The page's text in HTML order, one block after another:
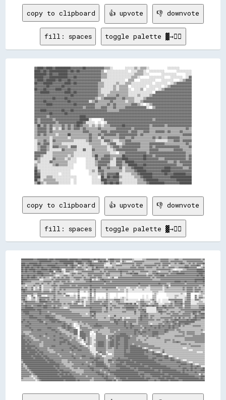
copy to clipboard 👍 upvote 👎 downvote
fill: spaces toggle palette ▓→✊🏽
▓▓████▓▓████▓▓██████████▓▓▓▓▓▓▓▓██▓▓▓▓▓▓▓▓▓▓▓▓▒▒▒▒░░        ░░░░░░▒▒░░▒▒▒▒░░            ░░░░░░░░
████▓▓██▓▓████████████▓▓██▓▓██▓▓▓▓▓▓▓▓▓▓▓▓▓▓▒▒  ░░░░░░░░░░░░░░  ░░░░▒▒▒▒░░  ░░░░░░░░░░        ░░░░░░░░░░
████████▓▓██▓▓▓▓██████▓▓▓▓▓▓▓▓▓▓▓▓▓▓▓▓▓▓▓▓▓▓▒▒▒▒░░░░░░░░░░░░░░░░░░▒▒▒▒▒▒░░░░        ░░░░░░░░░░      ░░░░
██████▓▓▓▓████████████▓▓▓▓██▓▓▓▓▓▓▓▓▓▓▓▓▓▓▓▓▒▒▒▒░░░░░░░░░░░░░░░░▒▒▒▒░░      ░░░░░░░░░░    ░░░░░░░░  ░░▓▓
▓▓████▓▓██████▓▓██▓▓▓▓██▓▓▓▓▓▓▓▓▓▓▓▓▓▓▓▓▓▓▓▓░░░░░░░░░░░░░░░░  ▒▒▒▒    ░░░░░░░░░░    ░░░░░░░░    ░░▒▒▓▓▓▓
██▓▓▓▓██████▓▓▓▓▓▓▓▓████▓▓██▓▓▓▓▓▓▓▓▓▓▓▓▓▓▒▒▒▒░░░░░░░░▒▒░░░░▒▒▒▒░░░░░░░░░░░░░░  ░░░░░░░░  ░░▒▒▓▓▓▓▓▓▓▓▓▓
▓▓▓▓▓▓▓▓██▓▓▓▓▓▓▓▓██▓▓▓▓▓▓▓▓▓▓▓▓▓▓▓▓▓▓▓▓▓▓▒▒▒▒░░░░░░▒▒░░▒▒▒▒▒▒  ░░░░░░░░░░  ░░░░░░░░  ░░▒▒▓▓▓▓▓▓▓▓▓▓▓▓▓▓
██▓▓▓▓██▓▓▓▓▓▓████▓▓▓▓██▓▓▓▓▓▓▓▓▓▓▓▓▓▓▓▓▓▓▒▒░░░░░░░░▒▒░░▒▒▒▒▒▒░░  ░░░░▒▒  ░░░░░░  ░░▒▒▓▓▓▓▓▓▓▓▓▓▓▓▓▓▓▓▓▓
▓▓▓▓██████▓▓▓▓▓▓▓▓▓▓████▓▓██▓▓▓▓▓▓▓▓▓▓▓▓▓▓▒▒░░░░░░▒▒▒▒▒▒▒▒▒▒▒▒░░░░░░░░░░░░░░░░  ▓▓▓▓▓▓▓▓▓▓▓▓▓▓▓▓▓▓▓▓▓▓▓▓
▓▓▓▓▓▓▓▓▓▓▓▓▓▓▓▓▓▓▓▓▓▓▓▓██▓▓▓▓▓▓▓▓▓▓▓▓▓▓▓▓▒▒▒▒░░▒▒▒▒▒▒▓▓▒▒▒▒▒▒░░░░░░▒▒░░░░░░▒▒▓▓▓▓▓▓▓▓▓▓▓▓▓▓▓▓▓▓▓▓▓▓▓▓▓▓
▓▓▓▓▓▓▓▓▓▓▓▓██▓▓▓▓▓▓██▓▓▓▓▓▓▓▓▓▓▓▓▓▓▓▓▓▓▒▒░░▒▒▓▓▓▓▓▓▓▓▒▒▒▒▓▓▒▒▒▒▒▒░░░░░░▒▒▓▓▓▓▓▓▓▓▓▓▓▓▓▓▓▓▓▓▓▓▓▓▓▓▓▓▓▓▓▓
▓▓▓▓▓▓██▓▓▓▓▓▓▓▓▓▓▓▓▓▓██▓▓▓▓▓▓▓▓▓▓▓▓░░▒▒▓▓▒▒▒▒▒▒▒▒▓▓▒▒▒▒▒▒▒▒░░▒▒▒▒░░░░▒▒▓▓▓▓▓▓▓▓▓▓▓▓▓▓▓▓▓▓▓▓▓▓▓▓▓▓▓▓▓▓▓▓
▓▓▓▓▓▓▓▓████▓▓▓▓▓▓▓▓▓▓▓▓▓▓██▓▓▓▓▓▓▓▓▓▓▓▓▒▒▒▒▒▒▒▒▓▓▒▒▓▓▒▒▒▒▒▒▒▒▒▒▓▓▓▓▒▒░░  ░░▒▒▓▓▓▓▓▓▓▓▓▓▓▓▓▓▓▓▓▓▓▓▓▓▓▓▓▓
▓▓▓▓▓▓▓▓▓▓▓▓▓▓▓▓▓▓▓▓▓▓▓▓▓▓▓▓▓▓▓▓▒▒▓▓▓▓▓▓▒▒▒▒▓▓▓▓▒▒▒▒▓▓▒▒▒▒▒▒▓▓▓▓▓▓▓▓▓▓▓▓▓▓░░  ▒▒▓▓▓▓▓▓▓▓▓▓▓▓▓▓▓▓▓▓▓▓▓▓▓▓
▓▓▓▓████▓▓▓▓▓▓▓▓▓▓██▓▓▓▓██▓▓▓▓▓▓▓▓▓▓▓▓▓▓▓▓▓▓▓▓▓▓▒▒▒▒▒▒▒▒▓▓▓▓▓▓▓▓▓▓▓▓▓▓▓▓▓▓▓▓▓▓▓▓▓▓▓▓▓▓▓▓▓▓▓▓▓▓▓▓▓▓▓▓▓▓▓▓
▓▓▓▓▓▓▓▓▓▓██▓▓▓▓▓▓▓▓██▓▓▓▓▓▓▓▓▓▓▓▓▓▓▓▓▓▓▓▓▓▓▓▓▓▓▓▓▓▓▓▓▓▓▓▓▓▓▓▓▓▓▓▓▓▓▓▓▓▓▓▓▓▓▓▓▓▓▓▓▓▓▓▓▓▓▓▓▓▓▓▓▓▓▓▓▓▓▓▓▓▓
▓▓▓▓▓▓▓▓▒▒▓▓▓▓▓▓▓▓▓▓▓▓▓▓▓▓▓▓▓▓████▓▓▓▓▓▓▓▓▓▓▓▓▓▓▓▓▓▓▓▓▓▓▓▓▓▓▓▓▓▓▓▓▓▓▓▓▓▓▓▓▓▓▓▓▓▓▓▓▓▓▓▓▓▓▓▓▓▓▓▓▓▓▓▓▓▓▓▓▓▓
▓▓▒▒▓▓▓▓▓▓▓▓▒▒▓▓▓▓▓▓▓▓▓▓▓▓▓▓▓▓██████░░      ░░▓▓▓▓▓▓▓▓▓▓▓▓▓▓▓▓▓▓▓▓▓▓▓▓▓▓▓▓▓▓▓▓▒▒▓▓▓▓▓▓▓▓▓▓▓▓▓▓▓▓▓▓▓▓▓▓▓▓
▓▓▒▒▓▓▓▓▓▓▓▓▓▓▒▒▓▓▓▓▓▓▓▓▓▓▓▓████▓▓░░░░░░  ░░  ░░▓▓▓▓▓▓▓▓▓▓▓▓▓▓▓▓▓▓▓▓▓▓▓▓▓▓▓▓▓▓▓▓▓▓▓▓▓▓▓▓▓▓▓▓▓▓▓▓▓▓▓▓▓▓▓▓
▒▒██▒▒▓▓▒▒▓▓▒▒▒▒▒▒▓▓▒▒▓▓▒▒▓▓██▓▓▒▒▒▒░░▒▒░░▒▒░░▒▒▒▒▓▓▓▓▓▓▓▓██▓▓▓▓▓▓▓▓▓▓▓▓▓▓▓▓▒▒▓▓▓▓▓▓▓▓▒▒▓▓▓▓▓▓▓▓▓▓▓▓▓▓▓▓
▒▒▓▓▓▓▓▓▒▒▓▓░░▒▒░░▓▓▒▒▓▓▒▒▓▓▓▓▒▒▓▓▒▒▒▒▒▒▒▒▓▓▒▒▒▒▒▒▒▒▒▒▓▓▓▓▓▓▓▓▓▓▒▒▓▓▓▓▓▓▓▓▓▓▒▒▒▒▒▒▒▒▒▒▒▒▒▒▒▒▒▒▒▒▒▒▒▒▓▓▒▒
▒▒▓▓▓▓▓▓▒▒▓▓▒▒▒▒▒▒▒▒▒▒▒▒▒▒▒▒▒▒▒▒▓▓▓▓▒▒▒▒▒▒▒▒▓▓▓▓▒▒▓▓▓▓▓▓▓▓▓▓▓▓▒▒▓▓▓▓▒▒▒▒▓▓▓▓▒▒▒▒▓▓▓▓▓▓▒▒▓▓▒▒▒▒▒▒▓▓▒▒▒▒▒▒
▒▒▓▓▒▒▓▓▒▒▒▒▒▒░░▒▒▒▒▒▒██▒▒▒▒▒▒▒▒▒▒▒▒▓▓▒▒▒▒▓▓▒▒▓▓▓▓▓▓▓▓▒▒▓▓▓▓▓▓▓▓▓▓▓▓▒▒▓▓▒▒▒▒▒▒▒▒▒▒▒▒▒▒▒▒▒▒▒▒▒▒▒▒▒▒▓▓▓▓▓▓
▒▒▒▒▒▒▒▒▒▒░░▒▒▒▒▒▒▒▒▒▒░░▒▒▒▒▒▒▒▒▒▒▒▒▓▓▒▒▒▒░░▓▓▒▒▒▒▒▒▒▒▒▒▓▓▓▓▒▒▒▒▓▓▒▒▒▒▒▒▒▒▒▒▒▒▓▓▒▒▓▓▒▒▒▒▓▓▓▓▓▓▓▓▒▒▒▒▒▒▒▒
░░▒▒▒▒▓▓▒▒░░▓▓▒▒▒▒▒▒▒▒▒▒▒▒░░░░░░░░▒▒▓▓▒▒▒▒▒▒░░▓▓▓▓▒▒░░░░▒▒▒▒▓▓▓▓▒▒▒▒▒▒▒▒▒▒▒▒▒▒▒▒░░░░░░░░▒▒▒▒▓▓▓▓▒▒▓▓▓▓▓▓
░░▓▓▒▒▓▓▓▓░░▒▒▒▒▒▒░░░░░░░░░░░░░░░░░░▒▒▒▒▒▒▒▒░░░░▒▒▓▓▓▓░░░░▒▒▓▓▓▓▓▓▓▓▓▓▒▒▒▒▒▒▓▓▓▓▓▓▓▓▓▓▒▒▒▒▒▒▒▒▒▒▒▒▒▒▓▓▒▒
░░▒▒▓▓▓▓▒▒░░▓▓▓▓▒▒▒▒▒▒░░▓▓▓▓░░░░░░░░░░▒▒▒▒▒▒▒▒▒▒░░▒▒▓▓▓▓▒▒▓▓▓▓▓▓▓▓▓▓▓▓▒▒▒▒▒▒▓▓▒▒▓▓▓▓▓▓▓▓▓▓▓▓▓▓▓▓▒▒▒▒▒▒▓▓
░░▒▒▓▓▓▓▒▒░░░░░░░░▓▓▒▒▒▒▒▒▒▒░░░░▓▓░░░░▓▓▒▒▒▒▒▒▒▒░░░░▒▒▓▓▓▓▓▓▓▓▓▓▓▓▓▓▒▒▒▒▒▒▒▒▓▓▓▓▓▓▒▒▒▒▒▒▒▒▒▒▓▓▓▓▓▓▒▒▒▒▒▒
▓▓▓▓▓▓▓▓░░░░▒▒▒▒▒▒▒▒▒▒▒▒▒▒░░░░░░░░░░░░▒▒▒▒▒▒▒▒▒▒▒▒░░░░  ▒▒▒▒▓▓▓▓▓▓▓▓▓▓▓▓▓▓▒▒▓▓▓▓▓▓▓▓▓▓▓▓▓▓▓▓▓▓▓▓▓▓▓▓▒▒▒▒
▓▓▓▓▒▒░░░░░░▒▒▒▒▒▒▒▒▒▒░░▒▒░░░░░░░░░░░░▒▒██▒▒▒▒▓▓▓▓▒▒▒▒▒▒▒▒██▓▓▓▓▓▓▓▓▓▓▓▓██▓▓▓▓▒▒▓▓▓▓▓▓▓▓▓▓▓▓▓▓▓▓▓▓▓▓▒▒▓▓
▓▓▒▒░░░░░░░░▓▓▒▒▒▒▒▒░░▒▒░░░░      ░░░░░░▓▓▒▒▓▓▓▓▓▓▒▒░░▓▓▓▓████▓▓▓▓▓▓▓▓▓▓██▓▓▓▓▓▓▓▓▒▒▒▒▓▓▓▓▓▓▓▓▓▓▓▓▓▓▒▒▓▓
░░▒▒░░░░░░▓▓▒▒▒▒▒▒▒▒▒▒░░░░░░      ░░░░░░▒▒▓▓▓▓▓▓▓▓░░░░▓▓▓▓▒▒██████▓▓▓▓▓▓▓▓▓▓▓▓▓▓▓▓▓▓▓▓▓▓▒▒▒▒▓▓▒▒▓▓▓▓▓▓▓▓
▒▒░░░░░░░░░░▒▒▓▓▒▒▒▒▒▒░░░░        ░░░░░░▒▒▓▓▓▓▓▓▒▒░░░░▓▓▓▓▒▒▒▒██████▓▓▓▓██▓▓▓▓▓▓▓▓▓▓▓▓▓▓▓▓▓▓▓▓▒▒▒▒▓▓▓▓▓▓
▓▓░░░░░░░░░░░░░░░░░░░░░░░░        ░░░░░░░░██▒▒▒▒▓▓▒▒▒▒▒▒▓▓░░▒▒▒▒▓▓██████▓▓▓▓▓▓▓▓▓▓▓▓▓▓████▓▓▓▓▓▓▓▓▒▒▒▒▓▓
██▒▒░░░░░░░░░░░░░░░░░░░░            ░░▒▒░░▓▓▓▓▒▒▒▒▒▒▒▒▒▒▒▒░░▒▒▒▒▒▒▓▓██████▓▓▓▓▓▓▓▓▓▓██████▓▓▓▓▓▓▓▓▓▓▓▓▓▓
██▓▓░░░░░░░░░░░░  ░░░░░░            ░░░░░░▒▒▓▓▒▒▓▓▓▓▓▓██░░░░░░░░▒▒▒▒▓▓████████▓▓▓▓▓▓▓▓██▓▓▓▓████████▓▓▓▓
████░░░░▒▒▒▒░░░░░░░░░░░░░░░░          ░░░░  ██▒▒██▓▓████▒▒░░░░░░░░▒▒▒▒▓▓██████▓▓▓▓▓▓▓▓▓▓▓▓██████████████
██▒▒░░▒▒▒▒▒▒▒▒░░░░░░░░░░  ░░          ░░░░░░████▓▓▓▓▓▓▓▓░░░░░░░░░░░░▒▒▒▒▓▓████████▓▓▓▓▓▓▓▓▓▓▓▓██████████
copy to clipboard 👍 upvote 👎 downvote
fill: spaces toggle palette ▓→✊🏽
████████████▓▓▓▓██████████▓▓████▓▓████████████▓▓████████▓▓▓▓████████▓▓▓▓██▓▓██▓▓▓▓▓▓░░▓▓████▓▓▓▓▓▓▒▒▓▓▓▓▓▓▓▓▓▓▒▒░░░░░░░░▒▒▒▒▓▓▓▓▓▓▓▓▓▓▓▓▒▒▓▓▓▓▓▓▓▓▒▒▒▒▒▒▓▓▓▓▒▒▒▒▓▓▓▓▓▓▓▓▓▓▓▓▓▓▓▓▓▓▒▒▓▓
▓▓▓▓▓▓▓▓▓▓▓▓▓▓▓▓▓▓████████████▓▓▓▓▓▓▓▓██████████████▓▓██████▓▓▓▓▓▓████▒▒░░░░▓▓██▓▓██▓▓▒▒▓▓▓▓▒▒▓▓▓▓░░▓▓▒▒░░░░░░▒▒▓▓▓▓▓▓▓▓▓▓▒▒▒▒▒▒▒▒▒▒▒▒▒▒▒▒▓▓▓▓▓▓▓▓▒▒▓▓▓▓▓▓▓▓▓▓▓▓▒▒▒▒▓▓▓▓▓▓▓▓▓▓▓▓▓▓▓▓▒▒
████▓▓▓▓████████▓▓██▓▓▓▓▓▓▓▓▓▓▓▓▓▓██▓▓▓▓▓▓██████████▒▒▒▒████▓▓▒▒▓▓▓▓██▓▓▓▓▓▓▓▓▓▓▓▓▒▒░░░░▓▓▒▒▒▒░░░░▒▒▓▓▓▓▓▓▓▓▓▓▓▓▒▒▓▓▓▓▓▓▒▒▒▒▒▒▒▒▒▒▒▒▓▓▓▓▓▓▒▒▓▓▓▓▓▓▓▓▒▒▒▒▓▓▒▒▓▓██▓▓▒▒▒▒▓▓▒▒▓▓▒▒▓▓▓▓▓▓██
████▓▓██▓▓▓▓████████▓▓▓▓▓▓████████▓▓▓▓▓▓▓▓▓▓██▒▒▓▓██▓▓▓▓░░▒▒▓▓▒▒▒▒▓▓████▓▓▓▓▓▓▓▓▓▓░░░░░░░░▒▒▒▒▓▓▓▓▓▓▒▒▒▒▒▒▒▒▒▒▓▓▒▒▓▓▓▓▒▒▒▒▓▓▓▓▓▓▓▓▓▓▓▓▒▒▓▓▒▒▓▓▓▓▓▓░░▒▒▒▒▒▒▒▒▒▒▒▒▒▒▓▓▓▓▒▒▓▓▓▓▓▓██▓▓░░▒▒
██▓▓████▓▓██▓▓▓▓██▓▓██▓▓▓▓▓▓▓▓████████▓▓▓▓▓▓▓▓▓▓▓▓██▓▓▒▒▓▓▓▓▒▒▒▒▓▓▒▒▒▒▓▓▒▒██▓▓▓▓▓▓▒▒▓▓▒▒▒▒▓▓▒▒▒▒▒▒▒▒▒▒▒▒▒▒▒▒▓▓▓▓▓▓▒▒▓▓▓▓▓▓▒▒▓▓▓▓▓▓▒▒▒▒▓▓▒▒▒▒▓▓▒▒▒▒▓▓▓▓▓▓▒▒▒▒▓▓▓▓▓▓████▓▓▓▓▓▓▓▓░░░░▒▒▓▓
██▓▓██▓▓██████▓▓▓▓▓▓██████▓▓██▓▓▓▓▓▓██▓▓░░░░▓▓▓▓▓▓▓▓▒▒▓▓▓▓▓▓▓▓▒▒░░▒▒▒▒██▓▓▓▓▓▓▒▒▒▒▓▓▓▓▓▓▓▓▓▓▓▓▒▒▓▓▓▓▓▓▓▓▓▓▓▓▓▓▓▓▓▓▓▓▓▓▓▓▓▓▒▒▒▒▒▒▒▒▒▒▒▒▓▓▓▓▓▓▓▓▓▓▓▓▓▓▒▒░░  ░░░░░░▒▒▒▒▓▓▓▓▓▓▓▓▓▓██████▓▓
██▓▓██▓▓▓▓▓▓██▓▓████▓▓▓▓▓▓▓▓████░░▓▓▓▓██▒▒░░▓▓▓▓▒▒▒▒░░░░▒▒▒▒▓▓▓▓▓▓▓▓▓▓▓▓▒▒▒▒▒▒▓▓▒▒▓▓▒▒▓▓▓▓▓▓▓▓▓▓▓▓██▓▓▓▓▓▓▒▒▒▒▓▓▒▒▒▒▒▒▓▓▓▓▓▓▓▓▒▒▒▒▓▓▓▓▒▒░░▒▒▒▒▒▒▒▒▓▓▒▒▓▓▓▓▓▓▒▒▓▓▓▓▓▓▓▓▓▓▓▓▓▓▓▓████████
▓▓▓▓▓▓▓▓▓▓▓▓▓▓▓▓██████▓▓▓▓▓▓▒▒▓▓▓▓▒▒▒▒▒▒▒▒░░░░░░▒▒▓▓▓▓▒▒▓▓▓▓▒▒▒▒▒▒▓▓▓▓▓▓▓▓▓▓▓▓▓▓▓▓▒▒▓▓▓▓▒▒▒▒▒▒▒▒▒▒▓▓▒▒▒▒▓▓▓▓██▓▓████▒▒▒▒▒▒▒▒░░▒▒▒▒▓▓▓▓██▓▓▓▓▓▓▓▓▓▓▒▒▓▓▓▓▓▓████████▓▓▓▓▓▓▓▓▓▓▓▓▓▓████▓▓
██▓▓▓▓██▓▓▓▓██▓▓▓▓▓▓██▓▓▓▓▓▓▓▓▓▓▒▒░░░░▒▒▒▒▓▓▓▓▒▒▒▒▓▓▒▒▒▒▒▒▒▒▓▓▒▒▒▒▓▓▓▓▒▒▓▓▓▓▓▓▓▓▒▒▒▒▓▓▓▓▒▒▒▒▒▒▒▒▒▒▓▓▒▒▒▒▒▒▒▒▒▒▓▓▓▓▓▓▓▓▓▓▓▓▓▓▒▒▓▓▓▓▒▒▓▓▓▓▓▓████▒▒▓▓▓▓▓▓▓▓▓▓▓▓▓▓▓▓▓▓▓▓▓▓▓▓▓▓▓▓▓▓██▓▓██▓▓
██▓▓▓▓██▓▓████▓▓▒▒▓▓▒▒▓▓▒▒▒▒░░▒▒▓▓▒▒▓▓▒▒▓▓▒▒▓▓▓▓▒▒▒▒▓▓▓▓▓▓▓▓▒▒▓▓▒▒▒▒▓▓▓▓▓▓▒▒▓▓▓▓▒▒▒▒▒▒░░▒▒▓▓░░░░▓▓▓▓▓▓▓▓▓▓▓▓▓▓▓▓▓▓▓▓▓▓▓▓▓▓▓▓▓▓▓▓▒▒▓▓▒▒▓▓▓▓▓▓▓▓▓▓▓▓▓▓▓▓▓▓▓▓▓▓▓▓▓▓▓▓▓▓▓▓▓▓▓▓▓▓▓▓▓▓▓▓▓▓██
██████▓▓▓▓▓▓▓▓▓▓▓▓░░░░▒▒▒▒▒▒▒▒▓▓▒▒▓▓▓▓▓▓▓▓▓▓▓▓▓▓▒▒▒▒▒▒▓▓▓▓▒▒▒▒▓▓▓▓▓▓██░░▒▒░░▒▒▓▓██▓▓▓▓▓▓▓▓▓▓▓▓▓▓▓▓▓▓▓▓▓▓▓▓▓▓▓▓▓▓▓▓▓▓▓▓▓▓▓▓▓▓▓▓▓▓▓▓▒▒▒▒▒▒▒▒▓▓▓▓▓▓▓▓▓▓▓▓▓▓▓▓▓▓▓▓▓▓▓▓▓▓▓▓▓▓▓▓▓▓██████████
██▓▓▓▓▓▓▓▓▒▒▒▒▒▒▒▒▒▒▒▒▓▓▓▓▓▓▓▓▒▒▓▓▓▓▓▓▒▒▓▓▓▓▒▒▓▓▒▒░░▒▒▒▒▒▒▒▒▒▒▒▒▓▓▓▓██▓▓▓▓▓▓▓▓▓▓▓▓██▓▓▓▓▒▒▓▓▓▓▓▓▓▓▓▓▓▓▓▓▓▓▓▓▓▓▓▓▓▓▓▓▓▓▓▓▓▓▓▓▓▓▓▓▓▓▓▓▓▓▓▓▓▓▓▓▓▓▓▓▓▓▓▓▓▓▓▓██████▓▓▓▓██▓▓▓▓▓▓▓▓██▓▓▓▓▓▓██
██▓▓▒▒▒▒▒▒▒▒▒▒▓▓▓▓▒▒▓▓▒▒▒▒▓▓▒▒▒▒▓▓▒▒▒▒▒▒▒▒▓▓▓▓▓▓▓▓▓▓▓▓▓▓▓▓▓▓▓▓▓▓▓▓▓▓▓▓▓▓▓▓▓▓▓▓▓▓▓▓▒▒▓▓▓▓▓▓▓▓▓▓▓▓▓▓▓▓▓▓▓▓▓▓▓▓▓▓▓▓▓▓▓▓██▓▓▓▓▓▓▓▓▓▓▓▓▓▓▓▓▓▓██▓▓▓▓▓▓▒▒▒▒▓▓▓▓▓▓▓▓▓▓▓▓▓▓▒▒▓▓▓▓▓▓▓▓▓▓▓▓▓▓▓▓▓▓
▒▒▒▒░░▒▒▒▒▒▒▓▓▒▒▒▒▓▓░░▒▒▒▒▒▒▒▒▓▓▓▓▓▓▒▒▓▓▓▓▓▓▓▓▓▓▒▒▓▓▓▓▒▒▓▓▓▓▓▓▓▓▓▓▓▓██▓▓▓▓▓▓▓▓▓▓▓▓▓▓▓▓▓▓▓▓▓▓▓▓▓▓▓▓▓▓▓▓▓▓▓▓▓▓▓▓▓▓▓▓▓▓▒▒▓▓▓▓▓▓▓▓▒▒▓▓▓▓▓▓▓▓▓▓▓▓▒▒▓▓▓▓░░▓▓▓▓▓▓▓▓▓▓▓▓▓▓▓▓▓▓▓▓▓▓▓▓▓▓▓▓▒▒▒▒▓▓
▓▓▒▒▓▓▒▒▒▒▓▓░░▒▒░░▓▓░░▒▒▒▒▒▒▒▒▒▒▓▓▒▒▒▒▓▓▓▓▓▓▓▓▓▓▓▓▓▓▓▓▓▓▓▓▓▓▒▒▓▓▓▓▒▒▓▓▓▓▓▓▓▓▓▓▒▒▓▓▓▓▓▓▓▓▓▓▓▓▓▓░░▒▒▒▒▒▒▒▒░░░░▒▒▒▒▒▒░░▒▒▒▒▒▒▒▒░░░░▒▒▒▒▒▒▒▒▒▒▒▒░░▒▒▓▓▒▒▒▒▒▒▒▒▒▒▒▒▒▒▓▓▒▒▓▓▓▓▓▓▒▒▓▓▒▒▓▓▒▒▒▒
████▓▓▒▒▒▒▓▓░░▒▒▒▒▓▓░░▒▒▒▒▒▒░░▒▒▓▓▒▒▒▒▓▓▒▒▓▓▒▒▒▒▒▒▒▒▒▒▒▒▓▓▒▒▒▒▒▒▒▒▒▒██▒▒▓▓▒▒▒▒▒▒▒▒▒▒▓▓▒▒▒▒▒▒▒▒▒▒░░▒▒▒▒░░▒▒░░░░▒▒░░░░░░░░▒▒░░░░░░▒▒▒▒▒▒▒▒▒▒▒▒░░▒▒▒▒▒▒▒▒▒▒▒▒▒▒▒▒▒▒▓▓▒▒▓▓▓▓▓▓▒▒▓▓▓▓▓▓▒▒▒▒
▓▓██▓▓▓▓▓▓▓▓▓▓▓▓▓▓▓▓▒▒▓▓▓▓▓▓▒▒▓▓▓▓▒▒▓▓▒▒▒▒▒▒▒▒▒▒▒▒▒▒▒▒▒▒▓▓░░░░▒▒░░▒▒▓▓▒▒▓▓▒▒▒▒▒▒▒▒▒▒▒▒▒▒▒▒▒▒▒▒▒▒▒▒▒▒▒▒░░▒▒░░░░░░░░░░░░░░░░░░░░░░░░▒▒▒▒▒▒░░░░░░▒▒▒▒▒▒▒▒▒▒▒▒▒▒▒▒▒▒▒▒▒▒▓▓▓▓▓▓▒▒▓▓▓▓▒▒▓▓▒▒
▓▓▓▓▓▓▓▓▓▓▓▓▒▒▒▒▓▓▓▓▓▓▓▓▓▓▓▓▓▓▓▓▓▓▒▒▓▓▓▓▒▒▓▓░░      ░░  ▒▒        ░░▓▓  ▒▒          ▒▒░░      ░░        ░░                        ░░▒▒░░        ░░░░░░░░░░░░░░▒▒░░  ▓▓▓▓        ░░▒▒▒▒
▓▓▓▓▓▓  ░░▓▓░░  ▓▓▓▓░░░░  ▒▒▒▒▒▒▓▓▒▒▒▒▒▒▒▒░░▓▓▓▓░░░░▒▒░░▓▓        ░░▓▓  ▒▒          ▒▒░░      ░░        ░░              ░░  ░░    ▒▒▒▒          ░░░░░░░░▒▒▒▒░░░░░░░░▓▓▓▓    ▓▓░░▒▒▒▒░░
▓▓▓▓▒▒░░  ▒▒▓▓░░▒▒▓▓▓▓▓▓▓▓▓▓▒▒▒▒▓▓▒▒▒▒▒▒▒▒▒▒▒▒▒▒▒▒▒▒▒▒░░▓▓░░▒▒▒▒░░▒▒▓▓▒▒▒▒  ░░  ░░  ▒▒░░    ░░░░  ░░▒▒░░░░              ░░  ░░    ▒▒▒▒            ░░░░░░▒▒░░░░░░░░▒▒▓▓▓▓    ▓▓░░▓▓▓▓▒▒
▓▓██▒▒░░░░▒▒▒▒░░▒▒██▓▓▓▓▒▒▓▓▒▒▓▓▓▓▒▒▓▓▒▒▒▒▒▒▒▒▒▒▒▒▒▒▒▒▒▒▓▓▒▒▒▒░░░░▒▒▓▓▒▒▒▒░░▒▒▒▒▒▒▒▒▓▓▒▒▒▒▒▒▓▓▓▓▓▓▒▒▒▒░░▒▒░░░░░░░░░░  ▒▒▒▒░░░░░░▒▒▓▓▒▒  ░░  ░░░░░░▓▓▓▓▓▓▓▓▓▓▓▓▓▓░░▒▒▓▓▓▓░░░░▓▓▓▓▒▒░░░░
▒▒▓▓██▓▓▓▓▓▓▓▓▒▒▒▒████████▓▓▓▓▒▒▓▓▓▓▓▓▒▒▒▒▒▒▒▒▒▒▒▒░░▒▒▓▓▓▓▒▒▓▓░░▒▒▒▒▓▓▒▒▓▓▓▓▓▓▓▓▒▒▓▓▓▓▒▒░░▒▒▒▒▓▓▓▓▒▒▒▒░░░░░░░░░░░░▒▒▒▒▓▓▓▓▒▒▒▒▒▒░░▒▒▓▓░░░░  ░░░░░░  ▒▒▒▒██▓▓▓▓▓▓░░▓▓▓▓▓▓░░░░░░░░▒▒▒▒░░
▓▓▒▒▓▓▓▓▓▓▓▓▓▓▓▓▓▓▓▓▓▓▒▒▓▓▓▓▓▓▓▓▓▓▓▓▓▓▓▓▒▒▓▓▒▒▓▓▓▓▒▒▓▓▓▓░░░░▒▒░░▒▒▒▒▓▓▓▓▓▓▓▓▓▓▒▒▓▓▓▓▓▓▒▒▓▓▒▒▒▒▒▒▓▓▓▓▓▓▓▓██▓▓██▒▒██░░▒▒▓▓▓▓▓▓▒▒░░▒▒▒▒▓▓▓▓░░░░░░▒▒▒▒▒▒▓▓▒▒▓▓▓▓▓▓██▒▒▓▓▓▓▓▓░░░░░░▒▒▒▒▒▒▒▒
▓▓▓▓██▓▓▓▓▒▒▓▓▓▓████▓▓████▓▓▓▓▒▒▓▓▒▒▓▓▓▓▒▒▒▒▒▒▒▒▓▓▓▓▓▓▓▓▓▓▓▓▓▓░░▓▓▓▓▓▓▓▓▓▓▓▓▓▓▓▓▓▓██▓▓▒▒▒▒▓▓▓▓▒▒▒▒▒▒▒▒▓▓▓▓▓▓▓▓▓▓▓▓▓▓▒▒▓▓██▓▓██▓▓▓▓██▓▓▓▓▒▒▒▒██▓▓▒▒▓▓▓▓▒▒▓▓▓▓▓▓▓▓░░▓▓▓▓▓▓▒▒▒▒▒▒▒▒▓▓▓▓▓▓
▓▓▓▓████████▓▓▓▓▓▓▓▓▓▓████▓▓▓▓▓▓██▓▓▓▓▒▒▒▒░░░░▒▒▓▓▓▓▓▓▓▓▓▓▓▓▓▓▓▓▓▓▓▓██▓▓▓▓▓▓▓▓▓▓▒▒▒▒██▒▒▓▓▒▒▓▓▓▓▓▓▒▒▓▓▓▓████████▓▓▓▓▒▒▓▓▒▒▒▒░░░░░░░░░░██▓▓▓▓▓▓██▓▓▓▓▓▓▓▓▒▒▒▒▓▓▓▓▒▒▓▓▓▓▓▓▒▒▒▒▒▒▒▒▓▓▓▓██
██████████████▓▓████▓▓▓▓▓▓▓▓▓▓▓▓▓▓▓▓▓▓▓▓▓▓▓▓▓▓▓▓▒▒▒▒▒▒▒▒▒▒▒▒▒▒▒▒▒▒▒▒▓▓▓▓▓▓▓▓▓▓▓▓▒▒▒▒▓▓▒▒▓▓▒▒▒▒▒▒▒▒▒▒▒▒▒▒▓▓▓▓▓▓▓▓▓▓▒▒▓▓▓▓██▓▓░░░░░░░░░░▓▓▓▓▓▓▒▒▒▒▓▓▒▒▒▒▒▒▒▒▒▒▒▒▓▓▓▓▓▓▓▓▓▓▓▓▓▓▓▓▓▓▓▓████
▓▓██████▓▓▓▓▓▓▓▓▓▓██▓▓▓▓▓▓▒▒▓▓▓▓▓▓▓▓▓▓▓▓▓▓▓▓▓▓▓▓▓▓▒▒▒▒▒▒▒▒▒▒▒▒▒▒▒▒▒▒██████▓▓▓▓▓▓▒▒▓▓▓▓▒▒▒▒▒▒▒▒▒▒▒▒▒▒▓▓▓▓▒▒▒▒▒▒▒▒██▒▒▒▒▓▓▓▓██░░░░░░░░░░▒▒████▓▓▓▓▒▒▒▒▓▓▓▓▒▒▒▒▓▓▒▒▒▒▓▓▓▓▓▓▓▓████▓▓██▒▒▒▒
▓▓▓▓████▓▓▓▓▓▓▓▓▓▓██▓▓▓▓▓▓▓▓▓▓▒▒▒▒▓▓▓▓▓▓▓▓▓▓▓▓▓▓▓▓▓▓▓▓▓▓▓▓▒▒▒▒▒▒░░▒▒▓▓▒▒██▒▒▒▒▒▒▒▒▒▒▒▒▒▒▒▒▒▒▒▒▒▒▒▒▒▒▒▒▒▒▒▒▒▒▒▒▒▒▓▓▒▒▒▒▓▓▓▓▓▓▓▓▒▒▒▒▒▒▒▒▒▒▒▒▓▓▒▒▒▒▓▓▓▓▒▒▓▓▓▓▓▓▒▒▒▒▓▓▓▓▓▓▓▓▒▒██▓▓▒▒▓▓████
▓▓▓▓▓▓▓▓████▓▓▓▓▓▓▓▓▓▓▓▓████▓▓▓▓▓▓▒▒▒▒▒▒▓▓▓▓▓▓▓▓▓▓▓▓▓▓▓▓▓▓▓▓▒▒▒▒▒▒▒▒▓▓██▓▓▒▒▒▒▒▒▒▒▒▒▒▒░░▒▒▒▒██▒▒▒▒▒▒▒▒▒▒▒▒▒▒▒▒▒▒▒▒▒▒▒▒██▓▓██▓▓▒▒▓▓▓▓▒▒▒▒▒▒▒▒▒▒▒▒▒▒▒▒▓▓▓▓▓▓▓▓▓▓▓▓▓▓▓▓▓▓▓▓▒▒▒▒██▓▓▓▓▓▓▓▓
▓▓▓▓▓▓▓▓████████▓▓▓▓▓▓▓▓████████▓▓▒▒▒▒▒▒▒▒▒▒▓▓▓▓▓▓▓▓▓▓▓▓▓▓▓▓▓▓▓▓▓▓▓▓▓▓▒▒▓▓▒▒▒▒▒▒▒▒▓▓▒▒▒▒▓▓▓▓▒▒▒▒▒▒▓▓░░▒▒░░░░▒▒▒▒▒▒▒▒▓▓██▓▓▓▓▓▓▒▒▓▓▒▒▒▒▒▒▒▒▓▓▓▓▓▓▓▓▓▓▓▓▒▒▓▓▒▒██▒▒▓▓▒▒▒▒▓▓▒▒▓▓██▓▓▓▓████
▓▓██▓▓▓▓▓▓▓▓▓▓▓▓████▓▓▓▓▓▓▓▓████████▓▓▒▒▒▒▒▒▒▒▒▒▒▒▓▓▓▓▓▓▓▓▓▓▓▓▓▓▓▓▓▓▓▓▓▓▓▓▓▓▒▒▒▒▒▒▒▒▒▒▒▒▓▓▓▓██▓▓██▓▓▒▒▓▓▓▓▓▓▓▓▓▓▓▓▒▒▓▓██▓▓▓▓▓▓▓▓▓▓▓▓▒▒▓▓▓▓▒▒▒▒▓▓▓▓▒▒▓▓▓▓████▓▓▓▓▓▓▓▓██▓▓██████▓▓▓▓▒▒▒▒
██▓▓▓▓██▓▓▓▓▓▓▓▓▓▓████▒▒▓▓▓▓▓▓████▓▓████▓▓▓▓▒▒▒▒▒▒▒▒▒▒▒▒▓▓▒▒▓▓▓▓▓▓▓▓▓▓▓▓▓▓▓▓▓▓▓▓▓▓▓▓▓▓▓▓▒▒▒▒████▓▓▓▓▓▓██▒▒▓▓▓▓▓▓▓▓▒▒▓▓▓▓▓▓▓▓▓▓▒▒▒▒▒▒▒▒▒▒▒▒▒▒▓▓▓▓██▓▓▓▓██▓▓▒▒████████████████▒▒▒▒▒▒▒▒▒▒
▓▓▓▓▓▓▓▓██▓▓▓▓▓▓▓▓▓▓▓▓▓▓██▓▓▓▓▓▓▓▓▓▓▓▓▓▓▓▓██▓▓▒▒▓▓▒▒  ░░▒▒▒▒▒▒▓▓▒▒▓▓▓▓▓▓▓▓██▓▓▓▓▓▓▓▓▓▓▓▓▓▓▓▓▓▓██▓▓▓▓▓▓██▓▓▓▓██▒▒▒▒▒▒▓▓▓▓▓▓▓▓▓▓▒▒░░▒▒▒▒▒▒▓▓▓▓▒▒▓▓▓▓▓▓▒▒▓▓██▓▓██▓▓▓▓████▓▓▒▒▒▒▒▒▒▒▒▒▒▒▒▒
▓▓▓▓████▓▓▓▓▓▓▓▓▓▓▓▓▓▓▓▓▓▓▓▓▓▓▓▓▓▓▓▓▓▓▓▓████▓▓██▓▓▒▒  ░░░░▓▓▒▒▒▒▒▒▒▒▓▓▓▓████████▓▓▓▓▓▓▓▓▓▓▓▓▓▓▓▓▓▓▓▓▓▓██▓▓▓▓████▓▓▓▓▓▓▒▒▓▓▓▓▓▓▓▓██▓▓▓▓▓▓██▓▓██▓▓▓▓██▓▓██▓▓▓▓██▒▒▓▓▒▒▒▒▒▒▒▒▓▓▓▓▓▓▓▓▒▒▒▒
▓▓▓▓▓▓▓▓██▓▓▓▓▓▓▓▓▓▓▓▓▓▓▓▓████▓▓▓▓▓▓▒▒▒▒▓▓██▓▓████▓▓▒▒    ▓▓▓▓▓▓▓▓▒▒▒▒▓▓▓▓▓▓▓▓▓▓▓▓▒▒▒▒▓▓▓▓▓▓▓▓▓▓▓▓▓▓▓▓▓▓██▓▓██▓▓▓▓▓▓▓▓▓▓▒▒██▓▓▓▓▓▓▓▓██▓▓██▓▓▓▓▓▓▓▓██▓▓██▓▓▓▓▒▒▒▒▒▒▒▒▒▒▒▒▒▒▒▒▒▒▒▒▒▒▒▒▒▒
▓▓▓▓▓▓▓▓▓▓██▓▓▓▓████▓▓▓▓▓▓▓▓▓▓████▓▓▓▓▒▒▒▒▒▒▓▓██▓▓▓▓████  ▒▒▓▓▓▓▓▓▓▓▓▓▒▒▒▒▒▒▓▓▒▒▒▒▒▒▒▒▒▒▓▓▓▓▓▓▓▓▒▒▓▓▓▓▓▓▓▓▓▓▓▓▓▓████▓▓▒▒▓▓▓▓▓▓██▓▓▓▓▓▓▓▓▓▓▓▓▓▓████▓▓▓▓▓▓▒▒▓▓▓▓▒▒▒▒▒▒▒▒▒▒▒▒▒▒▒▒▒▒▒▒▓▓▒▒
▓▓▒▒▒▒▒▒▒▒▓▓▓▓▓▓▓▓▓▓▓▓▓▓▓▓▓▓▓▓▓▓▓▓██▓▓▓▓▒▒▒▒▒▒▒▒▓▓▓▓████  ████▓▓▓▓▓▓░░  ▒▒▓▓▒▒▒▒▒▒▒▒▒▒▒▒▓▓▓▓▒▒▓▓▓▓▓▓▓▓▓▓▓▓▓▓▓▓▓▓██▓▓██▓▓████▓▓▓▓▓▓██████▓▓▓▓▓▓██▓▓▒▒▒▒▒▒▒▒▒▒▓▓▓▓▓▓▒▒▓▓▓▓▓▓▓▓▒▒▒▒▒▒▒▒░░
▓▓▓▓▒▒▒▒▓▓▓▓▓▓▓▓▓▓▓▓▓▓▓▓██▓▓▓▓▓▓▓▓▓▓▓▓██▓▓▓▓▒▒▒▒▒▒▒▒████  ██████▓▓▓▓  ░░  ▓▓▓▓▓▓▒▒▒▒▒▒▒▒▒▒▒▒▓▓▓▓▓▓██████▓▓▓▓▓▓▓▓██▓▓▓▓██▓▓▓▓▓▓▓▓▓▓██████▓▓▓▓▓▓▒▒▒▒▒▒▒▒▒▒▒▒▒▒▒▒▒▒▓▓▒▒▓▓▓▓▓▓▓▓▒▒▒▒▒▒▓▓▓▓
████▓▓▓▓▒▒▒▒▓▓▓▓▓▓██▓▓▒▒▓▓▓▓▓▓▓▓██▓▓▓▓▓▓▓▓▓▓▓▓▒▒▓▓▒▒▒▒▒▒░░██████▓▓▓▓░░░░░░▓▓▓▓▓▓▓▓▓▓░░▓▓▓▓██▓▓████████████▓▓▒▒▓▓▓▓▓▓▒▒▒▒▓▓▓▓▒▒▓▓▓▓██▓▓▓▓▒▒▒▒▒▒▒▒▒▒▒▒▒▒▒▒▓▓▓▓▓▓▓▓▓▓▒▒▒▒▒▒▒▒▓▓▓▓▓▓▓▓▓▓▓▓
██▓▓▓▓▓▓▓▓▒▒▒▒▓▓▓▓▓▓▓▓▓▓▓▓▒▒▓▓▓▓▓▓▓▓▓▓████▓▓▓▓▓▓▓▓▒▒▓▓▒▒  ▒▒████▒▒▓▓▒▒░░░░▓▓▓▓▓▓▓▓▓▓░░▓▓██▓▓▓▓████▓▓▓▓██████▓▓▓▓▓▓▒▒▒▒▒▒▒▒▒▒▓▓▒▒▒▒▒▒▒▒▓▓▓▓▒▒▒▒▒▒▒▒▒▒▒▒▒▒▒▒▒▒▒▒▒▒▒▒▓▓▓▓▓▓▓▓▓▓▓▓▓▓▓▓▓▓▓▓
████▓▓██▓▓▓▓▒▒▒▒▒▒▓▓▓▓▓▓▓▓▓▓▓▓▓▓██▓▓▓▓▓▓▓▓████▓▓▒▒▓▓▓▓▒▒▒▒▒▒░░██▒▒▓▓▒▒░░▒▒▓▓▓▓▓▓▓▓▓▓▒▒▒▒▓▓██▓▓████▓▓▓▓████▓▓▓▓▓▓▓▓▒▒▓▓▒▒▒▒▓▓▒▒▒▒▒▒▒▒▒▒▒▒▒▒▒▒▒▒▓▓▓▓▓▓▒▒▓▓▒▒▒▒▒▒▒▒▒▒▓▓▓▓▓▓▓▓▓▓▓▓▓▓▓▓▓▓▓▓
██████▓▓██▓▓▓▓▓▓▓▓▓▓▒▒▓▓▓▓▓▓▓▓▓▓▓▓▓▓▓▓██████▓▓██▓▓▓▓▓▓▓▓▒▒░░  ▒▒▒▒▓▓▒▒░░░░▓▓██████▓▓▒▒▓▓████▓▓██▓▓▓▓▓▓████▓▓▓▓▓▓▓▓▓▓▓▓▓▓▒▒▒▒▒▒▒▒▒▒▒▒▒▒▒▒▒▒▒▒▒▒▓▓▒▒▒▒▒▒▓▓▓▓██▓▓▒▒▒▒▒▒▒▒▒▒▒▒▒▒▓▓▓▓▓▓▓▓▓▓
████▓▓██▓▓▓▓▓▓▓▓▓▓▒▒▒▒▓▓▓▓▓▓▓▓▓▓▓▓▓▓▓▓██▓▓▓▓▓▓████▓▓▓▓▓▓▓▓▒▒░░  ▓▓▓▓▒▒░░▒▒▓▓██████▓▓▒▒▓▓████▓▓████▓▓▓▓████▓▓▓▓▒▒▓▓▓▓▓▓▓▓▓▓▓▓▓▓▒▒▒▒▒▒▒▒▒▒▒▒▒▒▒▒▒▒▒▒▒▒▒▒▒▒▒▒▒▒▒▒▓▓▓▓▓▓▒▒▓▓▒▒▒▒▒▒▒▒▒▒▒▒▒▒
██████████████▓▓▓▓▒▒▒▒▓▓▓▓▓▓▓▓████▓▓▓▓▓▓▓▓▓▓▓▓▓▓▓▓████▓▓▓▓██▓▓▒▒░░▒▒  ░░▒▒▓▓██████▓▓▒▒▓▓████▓▓██▓▓▓▓▓▓████▓▓██████▓▓▒▒▓▓▓▓▓▓▓▓▓▓▓▓▓▓▒▒▒▒▒▒▒▒▒▒▒▒▒▒▒▒▒▒▒▒▒▒▒▒▒▒▒▒▒▒▒▒▒▒▒▒▓▓▓▓▓▓▓▓▓▓▒▒▒▒
████▓▓████▓▓▓▓██▓▓▓▓▓▓▓▓▓▓▒▒▓▓▓▓▓▓▓▓▓▓▓▓▓▓▓▓▓▓▓▓██▓▓████▓▓▓▓▓▓▓▓▓▓▒▒░░░░░░▓▓▓▓▓▓▓▓▓▓▒▒▓▓▓▓▒▒▓▓██▓▓▓▓▓▓████▓▓████████████▒▒░░▒▒▓▓▓▓▓▓▓▓▓▓▓▓▒▒▒▒▒▒▒▒▒▒▒▒▒▒▒▒▒▒▒▒▒▒░░░░▒▒▒▒▒▒▒▒▒▒▒▒▒▒▒▒▒▒
██████████████▓▓██▓▓▓▓▓▓▓▓▒▒▒▒▒▒▓▓▓▓▓▓▓▓██▓▓▓▓▓▓▓▓██▓▓▓▓████▓▓▓▓▓▓▓▓░░░░░░▓▓▓▓▓▓▓▓▓▓▒▒▒▒▒▒▒▒▓▓▓▓▓▓▓▓▓▓██▓▓▓▓██████████████████▒▒░░▒▒▒▒▒▒▒▒▒▒▓▓▒▒▒▒▒▒▒▒▒▒▒▒▒▒▒▒▒▒▒▒▒▒▒▒░░░░▒▒▒▒▒▒▒▒▒▒▒▒
██████▓▓████████▓▓████▓▓▓▓▓▓▒▒▒▒▒▒▓▓▓▓▓▓▓▓▓▓▓▓▓▓▒▒▓▓▓▓▓▓▓▓▓▓▓▓▓▓▓▓▓▓▒▒░░░░░░▓▓██▓▓▓▓░░▒▒▒▒▒▒▓▓▓▓▓▓▓▓▓▓██▓▓▓▓██████████████▓▓██▓▓▓▓██▒▒░░░░▒▒██▒▒▒▒▒▒▒▒▒▒▒▒▒▒▒▒▒▒▒▒▒▒▒▒▒▒▒▒▒▒▒▒░░░░░░▒▒
██████████████▓▓██▓▓██▓▓▓▓▓▓▓▓▓▓▓▓▓▓▒▒▓▓▓▓▓▓▓▓▓▓▓▓▓▓▒▒▓▓▓▓▓▓▓▓▓▓▓▓▓▓▓▓▒▒░░▓▓▒▒░░▓▓▓▓▒▒    ▒▒▓▓▓▓▓▓▓▓▓▓████████████████████▓▓▓▓▓▓▓▓████████▓▓░░░░▒▒▒▒▒▒▒▒▒▒▒▒▒▒▒▒▒▒▒▒▒▒▒▒▒▒▒▒▒▒▒▒▒▒▒▒▒▒
██████████▓▓████████▓▓████▓▓▓▓▓▓▓▓▓▓▓▓▒▒▓▓▓▓▓▓▓▓▓▓██▓▓▓▓▓▓▓▓████▓▓▓▓▓▓▓▓▒▒▓▓▓▓▓▓░░░░▒▒▒▒▒▒▒▒▓▓▓▓▓▓▓▓▓▓████████████████████████▓▓▓▓▓▓▓▓██████▓▓████░░░░▒▒▒▒▒▒▒▒▒▒▒▒▒▒▒▒▒▒▒▒▒▒▒▒▒▒▒▒▒▒▒▒
████████████▓▓████████▓▓████▓▓▓▓▓▓▓▓▓▓▓▓▓▓▓▓▓▓▓▓▓▓▓▓██▓▓▓▓▒▒▓▓▓▓▓▓▓▓████▓▓████▓▓▓▓▒▒▒▒▒▒▒▒▓▓▓▓▓▓██▓▓▓▓▓▓▓▓████████████████████▓▓▓▓████▓▓▓▓▓▓▓▓████▓▓██▓▓▒▒░░▒▒▒▒▒▒▒▒▒▒▒▒▒▒▒▒▒▒▒▒▒▒▒▒▒▒
▓▓██████████████████████▓▓██████▓▓▓▓▓▓▓▓▒▒▒▒▒▒▓▓▓▓▓▓▓▓▓▓▓▓▓▓▓▓▓▓▓▓▓▓▓▓▓▓████▓▓▓▓▓▓▒▒▒▒████▓▓▓▓██████████████▓▓██████████████████████▓▓▓▓████▓▓▓▓▓▓▓▓████▓▓▓▓▓▓▒▒░░░░▒▒▒▒▒▒▒▒▒▒▒▒▒▒▒▒▒▒
▒▒████████████████████████▓▓██████▓▓▓▓▓▓▒▒▒▒▒▒▓▓▒▒▓▓▓▓▓▓▓▓▓▓▓▓▓▓▒▒▓▓▓▓██▓▓████████▒▒▒▒▓▓▓▓▒▒▓▓▓▓▓▓████▓▓████████▓▓████████████████████▓▓▓▓▓▓▓▓▓▓▓▓▓▓▓▓▓▓▓▓████▓▓▓▓▓▓▒▒░░░░▒▒▒▒▒▒▒▒▒▒▒▒
▓▓▒▒██████████████████████████████████▓▓▓▓▒▒▒▒▒▒▒▒▒▒▓▓▓▓▓▓▓▓██▓▓▓▓▓▓▒▒▓▓▓▓████████▓▓▒▒▒▒▓▓▓▓▓▓██████▓▓▓▓██████████████▓▓██████████████████▓▓▓▓▓▓▓▓▓▓▓▓▓▓▓▓▓▓▓▓██████▓▓▓▓██▒▒░░░░▒▒▒▒▒▒
▓▓▒▒▒▒██████████████████████████▓▓████▓▓▓▓▓▓▒▒▒▒▒▒▓▓▓▓▓▓▓▓▓▓▓▓▓▓▓▓██▓▓▓▓▓▓██████████▓▓▒▒▓▓▓▓▓▓██████████▓▓▓▓██████████████▓▓▓▓██████████████████▓▓▓▓▓▓▓▓▓▓▓▓██▓▓▓▓▓▓▓▓▓▓██▓▓▓▓██▓▓░░░░
▓▓▓▓▒▒▓▓██████████████████████████▓▓██▓▓▓▓▓▓▓▓▓▓▒▒▒▒▓▓▓▓▒▒▓▓▓▓▓▓▓▓▓▓████▓▓▓▓▓▓▓▓▓▓████▓▓▓▓▓▓▓▓▓▓▓▓██████████▓▓▓▓██▓▓██